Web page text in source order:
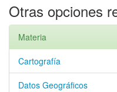
Otras opciones
Materia
Cartografía
Datos Geográficos